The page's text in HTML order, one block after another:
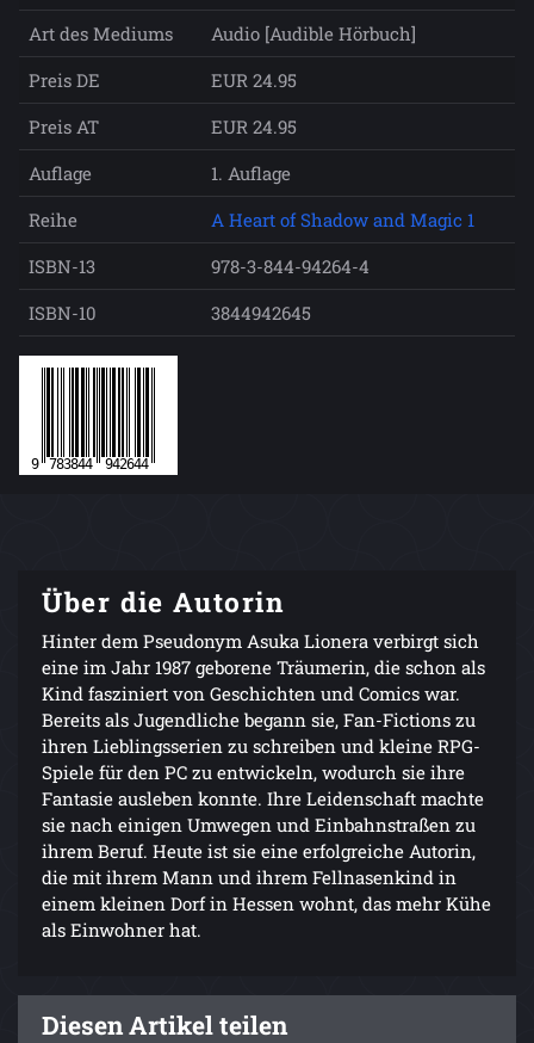
Art des Mediums
Audio [Audible Hörbuch]
Preis DE
EUR 24.95
Preis AT
EUR 24.95
Auflage
1. Auflage
Reihe
A Heart of Shadow and Magic 1
ISBN-13
978-3-844-94264-4
ISBN-10
3844942645
Über die Autorin
Hinter dem Pseudonym Asuka Lionera verbirgt sich
eine im Jahr 1987 geborene Träumerin, die schon als
Kind fasziniert von Geschichten und Comics war.
Bereits als Jugendliche begann sie, Fan-Fictions zu
ihren Lieblingsserien zu schreiben und kleine RPG-
Spiele für den PC zu entwickeln, wodurch sie ihre
Fantasie ausleben konnte. Ihre Leidenschaft machte
sie nach einigen Umwegen und Einbahnstraßen zu
ihrem Beruf. Heute ist sie eine erfolgreiche Autorin,
die mit ihrem Mann und ihrem Fellnasenkind in
einem kleinen Dorf in Hessen wohnt, das mehr Kühe
als Einwohner hat.
Diesen Artikel teilen